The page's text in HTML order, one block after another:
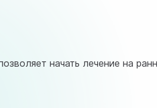
начать лечение на